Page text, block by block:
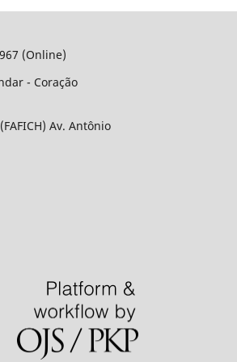
(Online)
- Coração
Av. Antônio